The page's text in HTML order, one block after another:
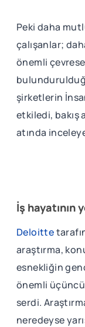
Peki daha
çalışanlar;
önemli
şirketlerin
etkiledi, bakış
atında
İş hayatının
Deloitte
araştırma,
esnekliğin
önemli
serdi.
neredeyse